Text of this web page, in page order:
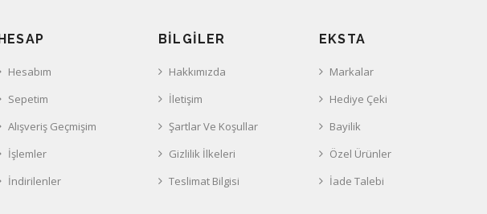
Hesabım
Sepetim
Alışveriş Geçmişim
İşlemler
İndirilenler
BILGILER
Hakkımızda
İletişim
Şartlar Ve Koşullar
Gizlilik İlkeleri
Teslimat Bilgisi
EKSTA
Markalar
Hediye Çeki
Bayilik
Özel Ürünler
İade Talebi